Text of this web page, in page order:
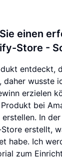
einen
Store -
entdeckt,
wusste
erzielen
bei
In
erstellt,
habe. Ich
zum